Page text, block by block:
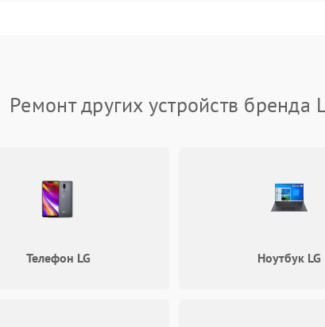
Неисправность пускового
Поломка реле
Ремонт других устройств бренда
Телефон LG Ноутбук LG